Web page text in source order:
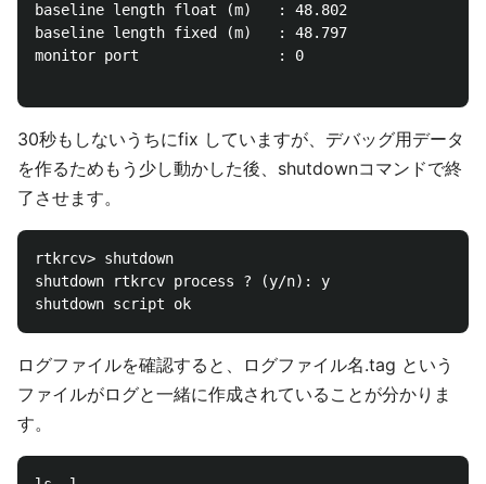
baseline length float (m)   : 48.802
baseline length fixed (m)   : 48.797
monitor port                : 0
30秒もしないうちにfix していますが、デバッグ用データ
を作るためもう少し動かした後、shutdownコマンドで終
了させます。
rtkrcv> shutdown
shutdown rtkrcv process ? (y/n): y
ログファイルを確認すると、ログファイル名.tag という
ファイルがログと一緒に作成されていることが分かりま
す。